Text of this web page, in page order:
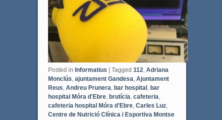
Posted in Informatius Tagged 112, Adriana
Monclús, ajuntament Gandesa, Ajuntament
Reus, Andreu Prunera, bar hospital , bar
hospital Móra d'Ebre, brutícia, cafeteria,
cafeteria hospital Móra d'Ebre, Carles Luz,
Centre de Nutrició Clínica i Esportiva Montse